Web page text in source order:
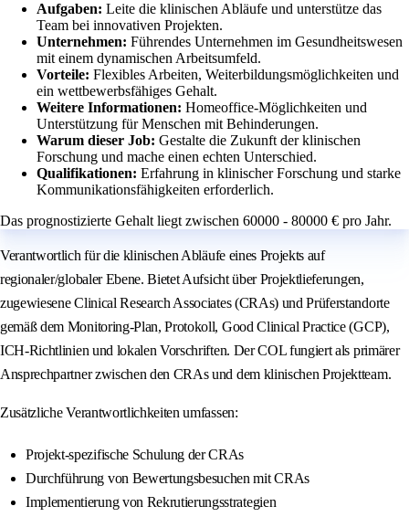
Aufgaben: Leite die klinischen Abläufe und unterstütze das
Team bei innovativen Projekten.
Unternehmen: Führendes Unternehmen im Gesundheitswesen
mit einem dynamischen Arbeitsumfeld.
Vorteile: Flexibles Arbeiten, Weiterbildungsmöglichkeiten und
ein wettbewerbsfähiges Gehalt.
Weitere Informationen: Homeoffice-Möglichkeiten und
Unterstützung für Menschen mit Behinderungen.
Warum dieser Job: Gestalte die Zukunft der klinischen
Forschung und mache einen echten Unterschied.
Qualifikationen: Erfahrung in klinischer Forschung und starke
Kommunikationsfähigkeiten erforderlich.
Das prognostizierte Gehalt liegt zwischen 60000 - 80000 € pro Jahr.
Verantwortlich für die klinischen Abläufe eines Projekts auf
regionaler/globaler Ebene. Bietet Aufsicht über Projektlieferungen,
zugewiesene Clinical Research Associates (CRAs) und Prüferstandorte
gemäß dem Monitoring-Plan, Protokoll, Good Clinical Practice (GCP),
ICH-Richtlinien und lokalen Vorschriften. Der COL fungiert als primärer
Ansprechpartner zwischen den CRAs und dem klinischen Projektteam.
Zusätzliche Verantwortlichkeiten umfassen:
Projekt-spezifische Schulung der CRAs
Durchführung von Bewertungsbesuchen mit CRAs
Implementierung von Rekrutierungsstrategien